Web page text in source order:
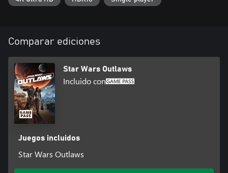
conseguir ventaja.
futuro.
Comparar ediciones
Star Wars Outlaws
Incluido con
Juegos incluidos
Star Wars Outlaws